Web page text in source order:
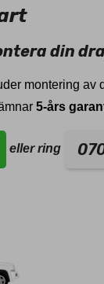
din
montering av
5-års
eller ring